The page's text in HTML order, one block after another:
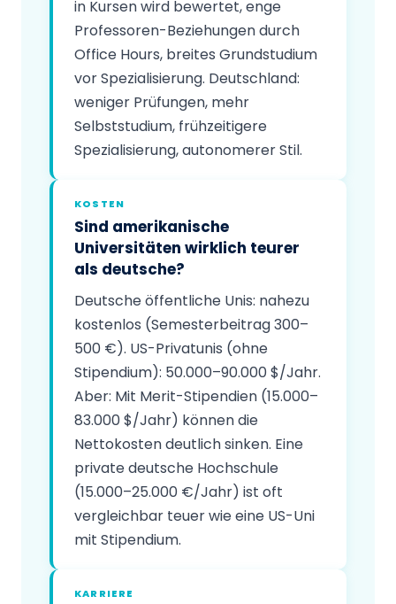
in Kursen wird bewertet, enge
Professoren-Beziehungen durch
Office Hours, breites Grundstudium
vor Spezialisierung. Deutschland:
weniger Prüfungen, mehr
Selbststudium, frühzeitigere
Spezialisierung, autonomerer Stil.
KOSTEN
Sind amerikanische
Universitäten wirklich teurer
als deutsche?
Deutsche öffentliche Unis: nahezu
kostenlos (Semesterbeitrag 300–
500 €). US-Privatunis (ohne
Stipendium): 50.000–90.000 $/Jahr.
Aber: Mit Merit-Stipendien (15.000–
83.000 $/Jahr) können die
Nettokosten deutlich sinken. Eine
private deutsche Hochschule
(15.000–25.000 €/Jahr) ist oft
vergleichbar teuer wie eine US-Uni
mit Stipendium.
KARRIERE